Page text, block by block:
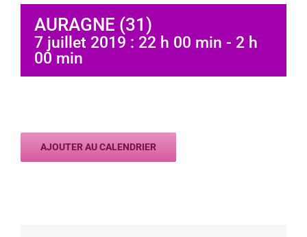
AURAGNE (31)
7 juillet 2019 : 22 h 00 min - 2 h
00 min
AJOUTER AU CALENDRIER